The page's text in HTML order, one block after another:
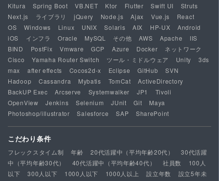
Kitura
Spring Boot VB.NET Ktor Flutter Swift UI
Struts
Next.js
ライブラリ jQuery Node.js Ajax Vue.js
React
OS
Windows Linux UNIX Solaris AIX HP-UX
Android
iOS
インフラ Oracle MySQL その他 AWS Apache
IIS
BIND
PostFix Vmware GCP Azure Docker
ネットワーク
Cisco
Yamaha Router Switch ツール・ミドルウェア Unity
3ds
max
after effects Cocos2d-x Eclipse GitHub
SVN
Hadoop
Cassandra Mybatis TomCat
ActiveDirectory
BackUP Exec
Arcserve Systemwalker JP1
Tivoli
OpenView
Jenkins Selenium JUnit Git
Maya
Photoshop/illustrator
Salesforce SAP SharePoint
こだわり条件
フレックスタイム制 年齢 20代活躍中（平均年齢20代）
30代活躍
中（平均年齢30代）
40代活躍中（平均年齢40代） 社員数
100人
以下
300人以下 1000人以下 1000人以上 設立年数
設立5年未